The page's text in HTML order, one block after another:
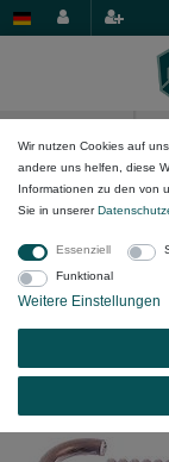
Mechanik-
LF324A,
Wir nutzen Cookies auf
andere uns helfen, diese
Informationen zu den von
Sie in unserer
Essenziell
Funktional
Weitere Einstellungen